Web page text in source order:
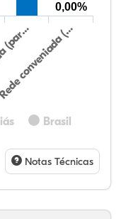
Brasil
conveniada (…
0,00%
Notas Técnicas